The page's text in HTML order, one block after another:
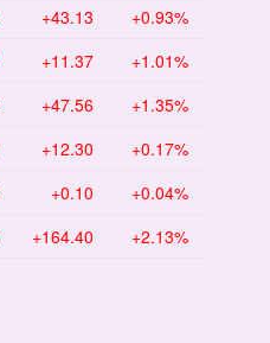
+43.13 +0.93%
+11.37 +1.01%
+47.56 +1.35%
+12.30 +0.17%
+0.10 +0.04%
+164.40 +2.13%